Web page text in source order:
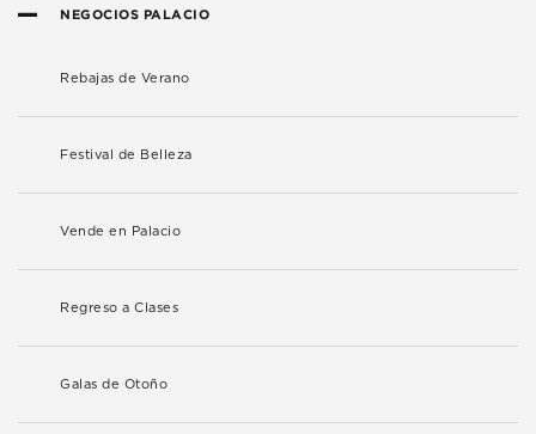
NEGOCIOS PALACIO
Rebajas de Verano
Festival de Belleza
Vende en Palacio
Regreso a Clases
Galas de Otoño